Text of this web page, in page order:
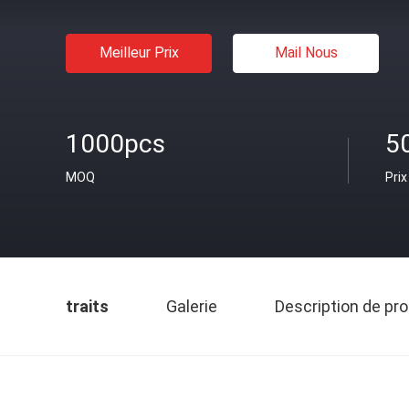
Meilleur Prix Mail Nous
1000pcs
MOQ Prix
traits Galerie Description de